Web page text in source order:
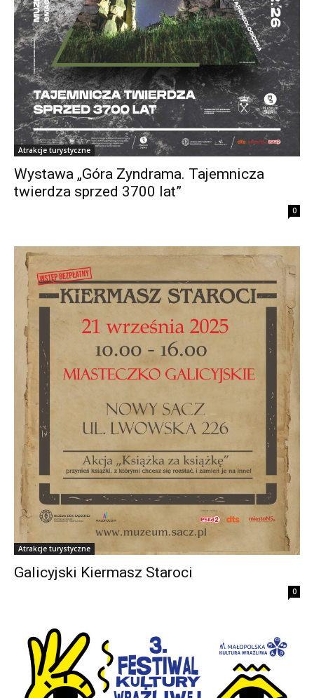
Atrakcje turystyczne
Wystawa „Góra Zyndrama. Tajemnicza
twierdza sprzed 3700 lat”
0
Atrakcje turystyczne
Galicyjski Kiermasz Staroci
0